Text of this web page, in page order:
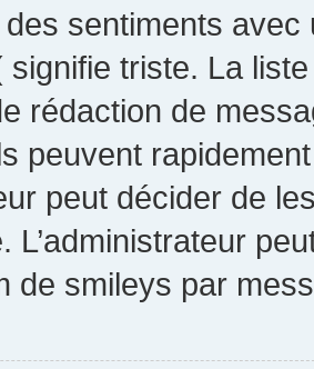
sentiments
signifie triste. La
rédaction de
peuvent
peut décider de
L’administrateur
de smileys par